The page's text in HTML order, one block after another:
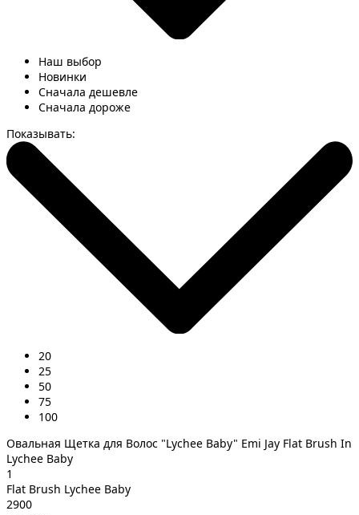
Наш выбор
Новинки
Сначала дешевле
Сначала дороже
Показывать:
20
25
50
75
100
Овальная Щетка для Волос "Lychee Baby" Emi Jay Flat Brush In
Lychee Baby
1
Flat Brush Lychee Baby
2900